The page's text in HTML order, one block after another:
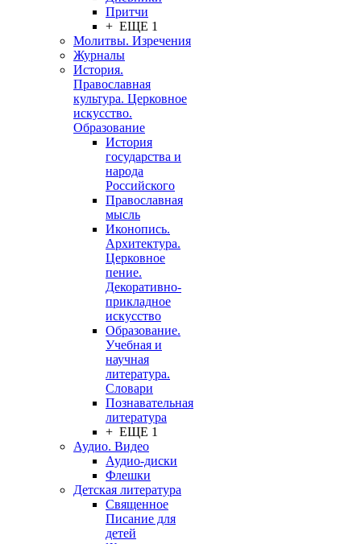
Притчи
+ ЕЩЕ 1
Молитвы. Изречения
Журналы
История.
Православная
культура. Церковное
искусство.
Образование
История
государства и
народа
Российского
Православная
мысль
Иконопись.
Архитектура.
Церковное
пение.
Декоративно-
прикладное
искусство
Образование.
Учебная и
научная
литература.
Словари
Познавательная
литература
+ ЕЩЕ 1
Аудио. Видео
Аудио-диски
Флешки
Детская литература
Священное
Писание для
детей